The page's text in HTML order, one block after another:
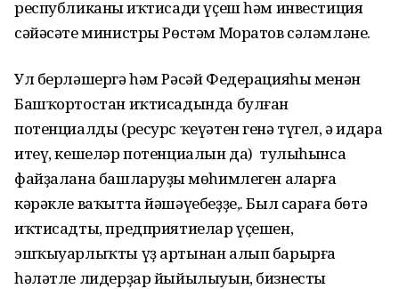
республиканың иҡтисади үҫеш һәм инвестиция
сәйәсәте министры Рөстәм Моратов сәләмләне.
Ул берләшергә һәм Рәсәй Федерацияһы менән
Башҡортостан иҡтисадында булған
потенциалды (ресурс ҡеүәтен генә түгел, ә идара
итеү, кешеләр потенциалын да) тулыһынса
файҙалана башларуҙың мөһимлеген аңларға
кәрәкле ваҡытта йәшәүебеҙҙе,. Был сараға бөтә
иҡтисадты, предприятиелар үҫешен,
эшҡыуарлыҡты үҙ артынан алып барырға
һәләтле лидерҙар йыйылыуын, бизнесты